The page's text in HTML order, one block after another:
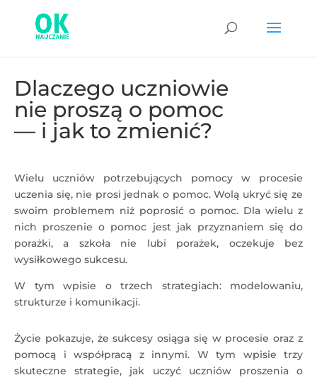
Dlaczego uczniowie
nie proszą o pomoc
— i jak to zmienić?
Wielu uczniów potrzebujących pomocy w procesie
uczenia się, nie prosi jednak o pomoc. Wolą ukryć się ze
swoim problemem niż poprosić o pomoc. Dla wielu z
nich proszenie o pomoc jest jak przyznaniem się do
porażki, a szkoła nie lubi porażek, oczekuje bez
wysiłkowego sukcesu.
W tym wpisie o trzech strategiach: modelowaniu,
strukturze i komunikacji.
Życie pokazuje, że sukcesy osiąga się w procesie oraz z
pomocą i współpracą z innymi. W tym wpisie trzy
skuteczne strategie, jak uczyć uczniów proszenia o